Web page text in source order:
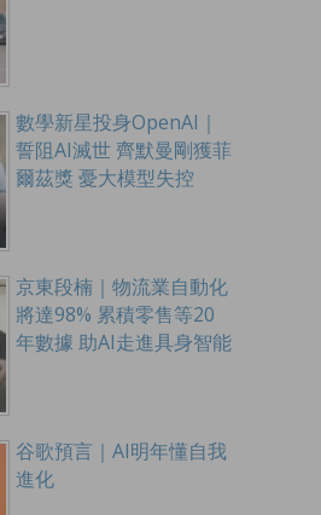
數學新星投身OpenAI｜
誓阻AI滅世 齊默曼剛獲菲
爾茲獎 憂大模型失控
京東段楠｜物流業自動化
將達98% 累積零售等20
年數據 助AI走進具身智能
谷歌預言｜AI明年懂自我
進化